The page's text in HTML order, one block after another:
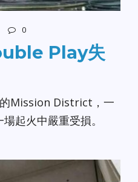
0
Play失
Mission District，一
起火中嚴重受損。